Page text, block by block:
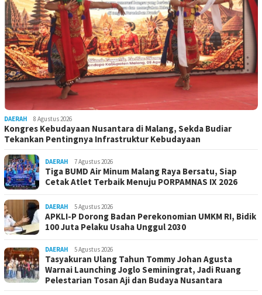
DAERAH 8 Agustus 2026
Kongres Kebudayaan Nusantara di Malang, Sekda Budiar
Tekankan Pentingnya Infrastruktur Kebudayaan
DAERAH 7 Agustus 2026
Tiga BUMD Air Minum Malang Raya Bersatu, Siap
Cetak Atlet Terbaik Menuju PORPAMNAS IX 2026
DAERAH 5 Agustus 2026
APKLI-P Dorong Badan Perekonomian UMKM RI, Bidik
100 Juta Pelaku Usaha Unggul 2030
DAERAH 5 Agustus 2026
Tasyakuran Ulang Tahun Tommy Johan Agusta
Warnai Launching Joglo Seminingrat, Jadi Ruang
Pelestarian Tosan Aji dan Budaya Nusantara